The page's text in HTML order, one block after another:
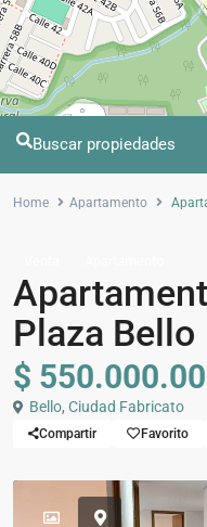
Buscar propiedades
Home Apartamento
Plaza Bello
$
Bello, Ciudad Fabricato
Compartir Favorito